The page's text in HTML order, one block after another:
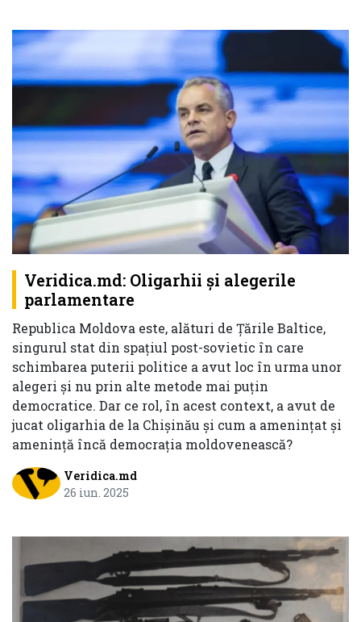
Veridica.md: Oligarhii și alegerile
parlamentare
Republica Moldova este, alături de Țările Baltice,
singurul stat din spațiul post-sovietic în care
schimbarea puterii politice a avut loc în urma unor
alegeri și nu prin alte metode mai puțin
democratice. Dar ce rol, în acest context, a avut de
jucat oligarhia de la Chișinău și cum a amenințat și
amenință încă democrația moldovenească?
Veridica.md
26 iun. 2025